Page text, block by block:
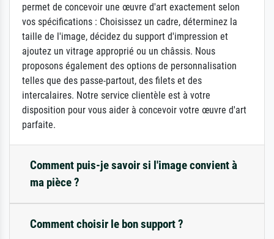
permet de concevoir une œuvre d'art exactement selon
vos spécifications : Choisissez un cadre, déterminez la
taille de l'image, décidez du support d'impression et
ajoutez un vitrage approprié ou un châssis. Nous
proposons également des options de personnalisation
telles que des passe-partout, des filets et des
intercalaires. Notre service clientèle est à votre
disposition pour vous aider à concevoir votre œuvre d'art
parfaite.
Comment puis-je savoir si l'image convient à
ma pièce ?
Comment choisir le bon support ?